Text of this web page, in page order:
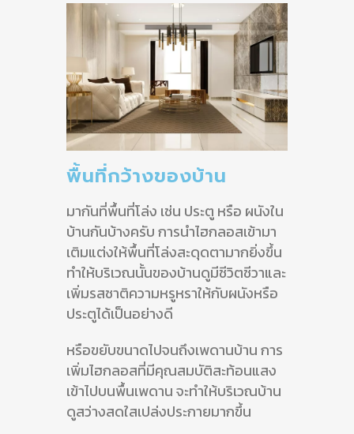
พื้นที่กว้างของบ้าน
มากันที่พื้นที่โล่ง เช่น ประตู หรือ ผนังใน
บ้านกันบ้างครับ การนำไฮกลอสเข้ามา
เติมแต่งให้พื้นที่โล่งสะดุดตามากยิ่งขึ้น
ทำให้บริเวณนั้นของบ้านดูมีชีวิตชีวาและ
เพิ่มรสชาติความหรูหราให้กับผนังหรือ
ประตูได้เป็นอย่างดี
หรือขยับขนาดไปจนถึงเพดานบ้าน การ
เพิ่มไฮกลอสที่มีคุณสมบัติสะท้อนแสง
เข้าไปบนพื้นเพดาน จะทำให้บริเวณบ้าน
ดูสว่างสดใสเปล่งประกายมากขึ้น